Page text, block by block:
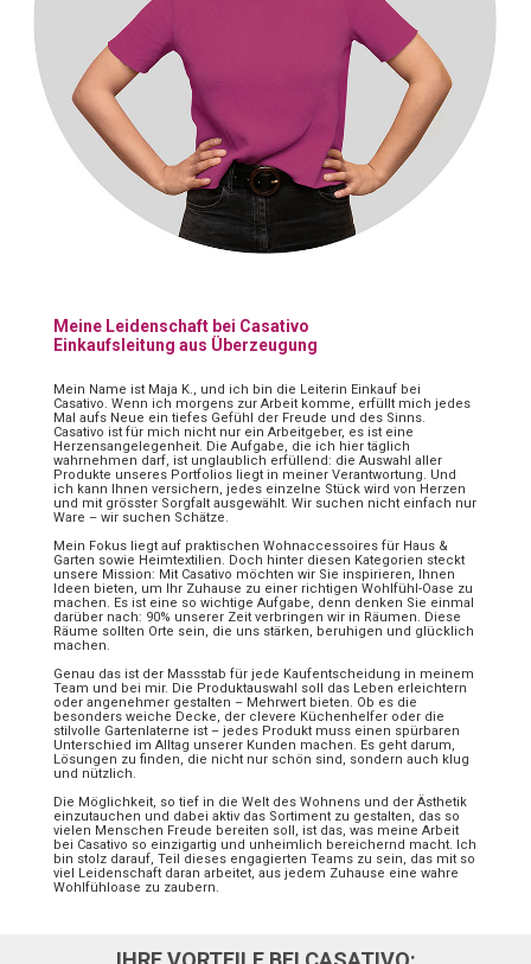
Meine Leidenschaft bei Casativo
Einkaufsleitung aus Überzeugung
Mein Name ist Maja K., und ich bin die Leiterin Einkauf bei
Casativo. Wenn ich morgens zur Arbeit komme, erfüllt mich jedes
Mal aufs Neue ein tiefes Gefühl der Freude und des Sinns.
Casativo ist für mich nicht nur ein Arbeitgeber, es ist eine
Herzensangelegenheit. Die Aufgabe, die ich hier täglich
wahrnehmen darf, ist unglaublich erfüllend: die Auswahl aller
Produkte unseres Portfolios liegt in meiner Verantwortung. Und
ich kann Ihnen versichern, jedes einzelne Stück wird von Herzen
und mit grösster Sorgfalt ausgewählt. Wir suchen nicht einfach nur
Ware – wir suchen Schätze.
Mein Fokus liegt auf praktischen Wohnaccessoires für Haus &
Garten sowie Heimtextilien. Doch hinter diesen Kategorien steckt
unsere Mission: Mit Casativo möchten wir Sie inspirieren, Ihnen
Ideen bieten, um Ihr Zuhause zu einer richtigen Wohlfühl-Oase zu
machen. Es ist eine so wichtige Aufgabe, denn denken Sie einmal
darüber nach: 90% unserer Zeit verbringen wir in Räumen. Diese
Räume sollten Orte sein, die uns stärken, beruhigen und glücklich
machen.
Genau das ist der Massstab für jede Kaufentscheidung in meinem
Team und bei mir. Die Produktauswahl soll das Leben erleichtern
oder angenehmer gestalten – Mehrwert bieten. Ob es die
besonders weiche Decke, der clevere Küchenhelfer oder die
stilvolle Gartenlaterne ist – jedes Produkt muss einen spürbaren
Unterschied im Alltag unserer Kunden machen. Es geht darum,
Lösungen zu finden, die nicht nur schön sind, sondern auch klug
und nützlich.
Die Möglichkeit, so tief in die Welt des Wohnens und der Ästhetik
einzutauchen und dabei aktiv das Sortiment zu gestalten, das so
vielen Menschen Freude bereiten soll, ist das, was meine Arbeit
bei Casativo so einzigartig und unheimlich bereichernd macht. Ich
bin stolz darauf, Teil dieses engagierten Teams zu sein, das mit so
viel Leidenschaft daran arbeitet, aus jedem Zuhause eine wahre
Wohlfühloase zu zaubern.